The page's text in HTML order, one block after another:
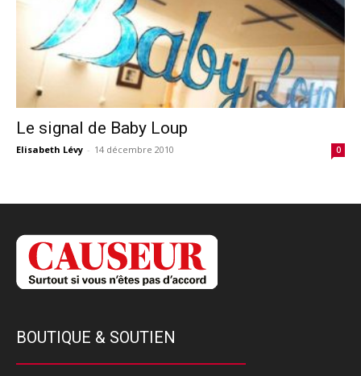
Le signal de Baby Loup
Elisabeth Lévy - 14 décembre 2010 0
BOUTIQUE & SOUTIEN